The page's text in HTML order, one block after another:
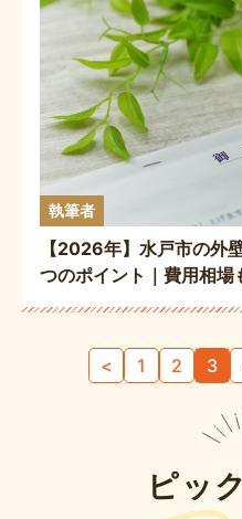
執筆者
【2026年】水戸市の外
つのポイント｜費用相場
< 1 2 3
ピッ